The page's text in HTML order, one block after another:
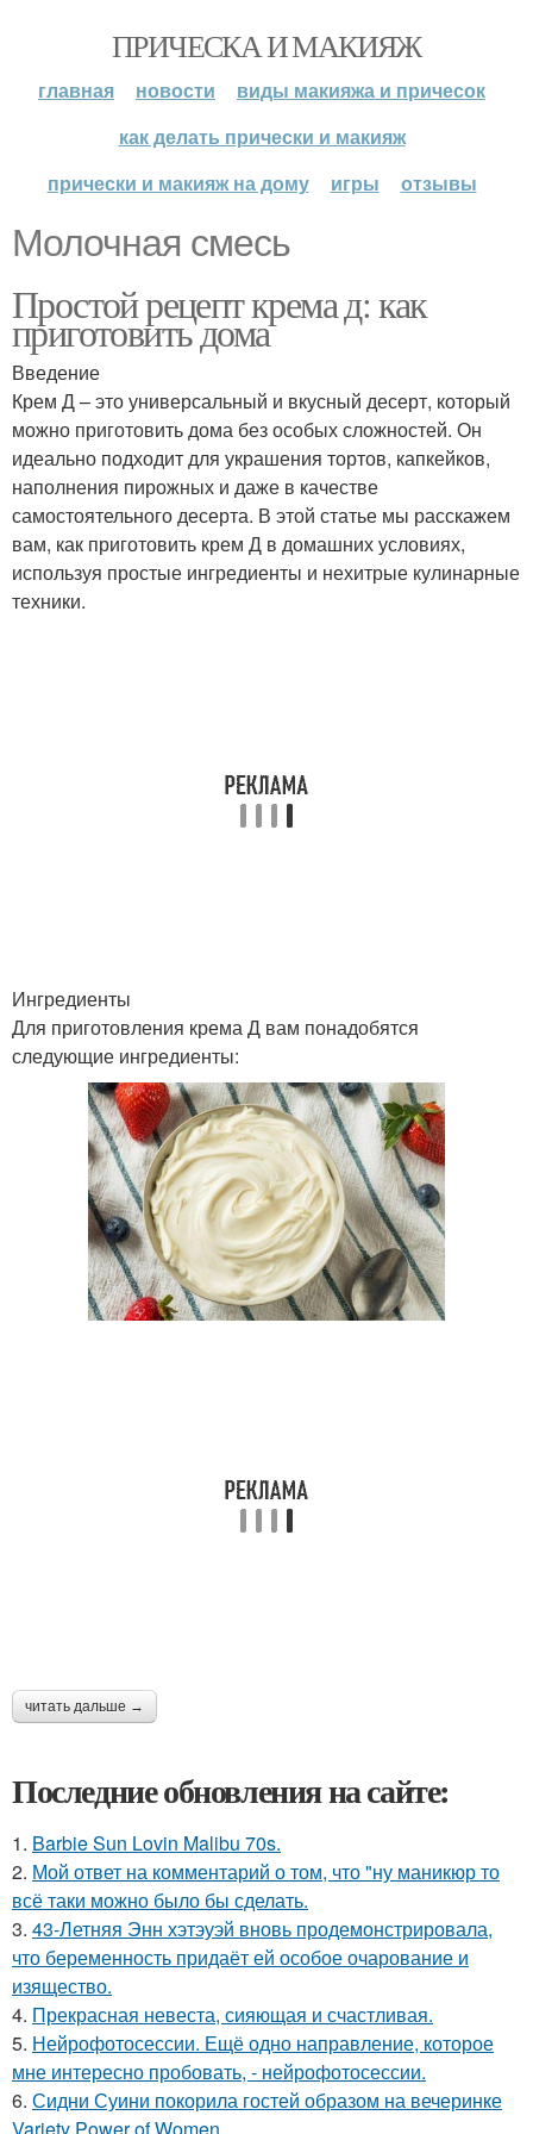
ПРИЧЕСКА И МАКИЯЖ
главная новости
виды макияжа и причесок
как делать прически и макияж
прически и макияж на дому
игры отзывы
Молочная смесь
Простой рецепт крема д: как
приготовить дома
Введение
Крем Д – это универсальный и вкусный десерт, который
можно приготовить дома без особых сложностей. Он
идеально подходит для украшения тортов, капкейков,
наполнения пирожных и даже в качестве
самостоятельного десерта. В этой статье мы расскажем
вам, как приготовить крем Д в домашних условиях,
используя простые ингредиенты и нехитрые кулинарные
техники.
Ингредиенты
Для приготовления крема Д вам понадобятся
следующие ингредиенты:
читать дальше →
Последние обновления на сайте:
1. Barbie Sun Lovin Malibu 70s.
2. Мой ответ на комментарий о том, что "ну маникюр то
всё таки можно было бы сделать.
3. 43-Летняя Энн хэтэуэй вновь продемонстрировала,
что беременность придаёт ей особое очарование и
изящество.
4. Прекрасная невеста, сияющая и счастливая.
5. Нейрофотосессии. Ещё одно направление, которое
мне интересно пробовать, - нейрофотосессии.
6. Сидни Суини покорила гостей образом на вечеринке
Variety Power of Women.